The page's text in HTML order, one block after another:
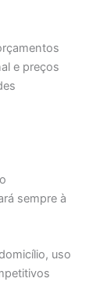
e preços
sempre à
uso